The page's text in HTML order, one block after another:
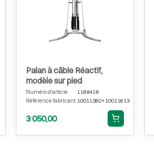
Palan à câble Réactif,
modèle sur pied
Numéro d'article
1198418
Référence fabricant 10011260+10011613
3 050,00